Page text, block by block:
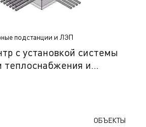
подстанции и ЛЭП
с установкой системы
теплоснабжения и
СО2 не менее 800 кг/
ОБЪЕКТЫ